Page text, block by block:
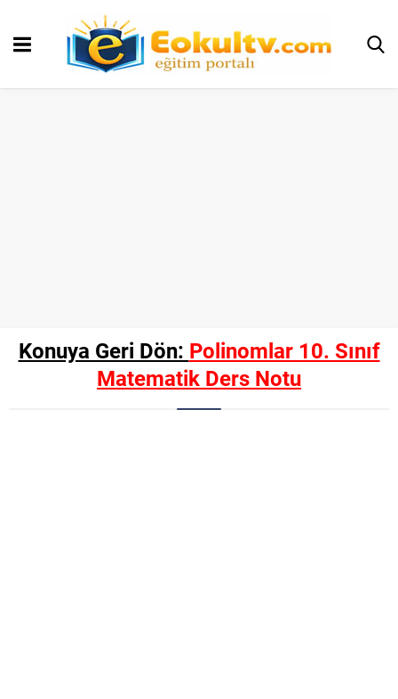
Konuya Geri Dön: Polinomlar 10. Sınıf
Matematik Ders Notu